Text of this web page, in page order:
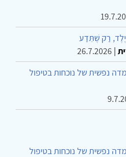
רַק שֶׁתֵּדַע
|
26.7.2026
נפשית של נוכחות בטיפול
נפשית של נוכחות בטיפול